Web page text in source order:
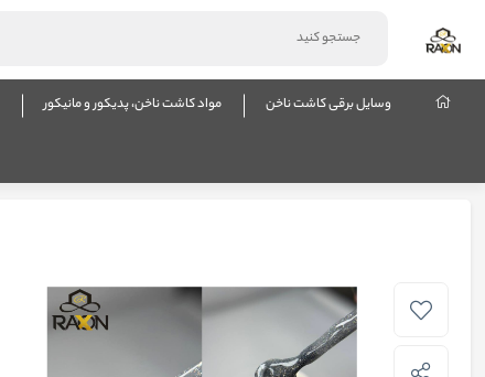
وسایل برقی کاشت ناخن مواد کاشت ناخن، پدیکور و مانیکور